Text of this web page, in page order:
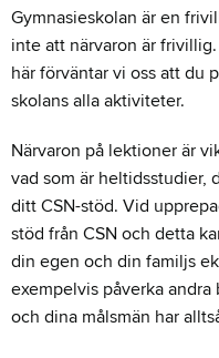
Gymnasieskolan är en
inte att närvaron är
här förväntar vi oss att du
skolans alla aktiviteter.
Närvaron på lektioner är
vad som är heltidsstudier,
ditt CSN-stöd. Vid
stöd från CSN och detta
din egen och din familjs
exempelvis påverka andra
och dina målsmän har